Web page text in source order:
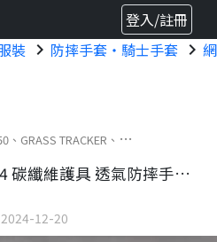
登入/註冊
裝 chevron_right 防摔手套・騎士手套 chevron_right
、GRASS TRACKER、
碳纖維護具 透氣防摔手套
2024-12-20